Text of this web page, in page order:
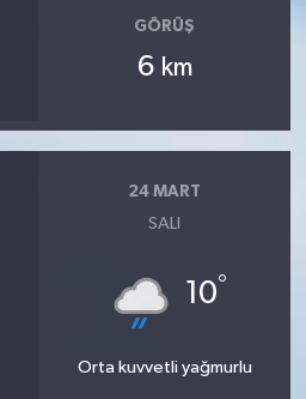
GÖRÜŞ
6 km
24 MART
SALI
10°
Orta kuvvetli yağmurlu